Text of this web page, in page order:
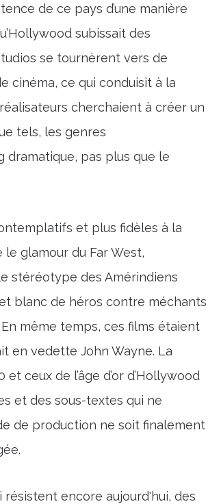
de ce pays d’une manière
subissait des
se tournèrent vers de
cinéma, ce qui conduisit à la
cherchaient à créer un
tels, les genres
pas plus que le
et plus fidèles à la
glamour du Far West,
stéréotype des Amérindiens
blanc de héros contre méchants
même temps, ces films étaient
en vedette John Wayne. La
ceux de l’âge d’or d’Hollywood
et des sous-textes qui ne
de production ne soit finalement
encore aujourd'hui, des